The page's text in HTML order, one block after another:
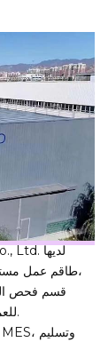
طاقم عمل مستقر ونظام إدارة ثقافة الشركة، وفريق هندسي ذو خبرة،
قسم فحص
للعملاء المختلفين، لتزويد العملاء بكفاءة بالمنتجات المؤهلة.